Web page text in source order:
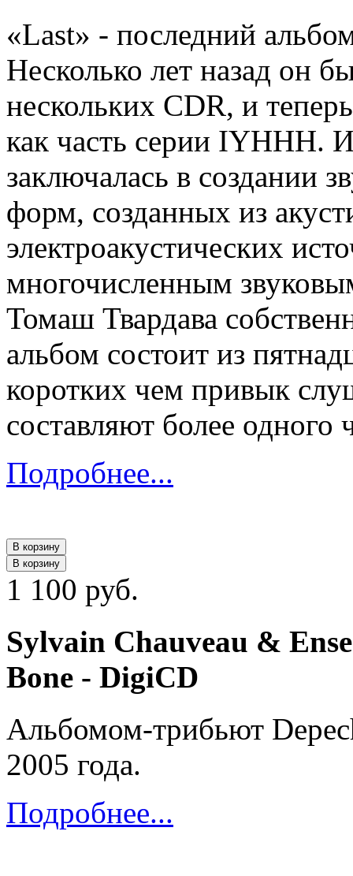
«Last» - последний
Несколько лет назад он
нескольких CDR, и
как часть серии IYHHH.
заключалась в создании
форм, созданных из
электроакустических
многочисленным
Томаш Твардава
альбом состоит из
коротких чем привык
составляют более одного
Подробнее...
В корзину
В корзину
1 100 руб.
Sylvain Chauveau &
Bone - DigiCD
Альбомом-трибьют
2005 года.
Подробнее...